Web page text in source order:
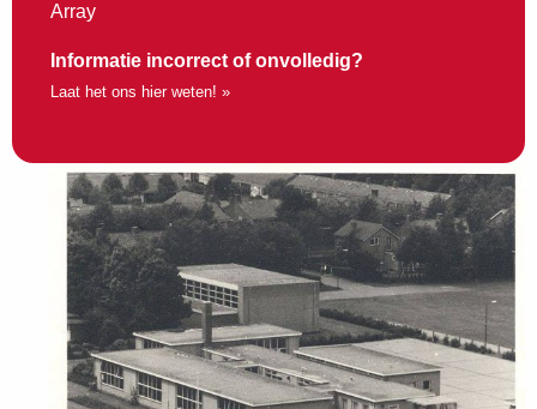
Array
Informatie incorrect of onvolledig?
Laat het ons hier weten! »